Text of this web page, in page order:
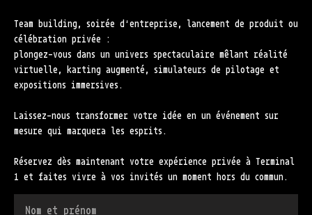
Team building, soirée d’entreprise, lancement de produit ou
célébration privée :
plongez-vous dans un univers spectaculaire mêlant réalité
virtuelle, karting augmenté, simulateurs de pilotage et
expositions immersives.
Laissez-nous transformer votre idée en un événement sur
mesure qui marquera les esprits.
Réservez dès maintenant votre expérience privée à Terminal
1 et faites vivre à vos invités un moment hors du commun.